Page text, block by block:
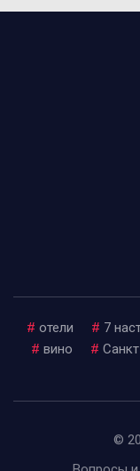
# отели # 7
# вино #
©